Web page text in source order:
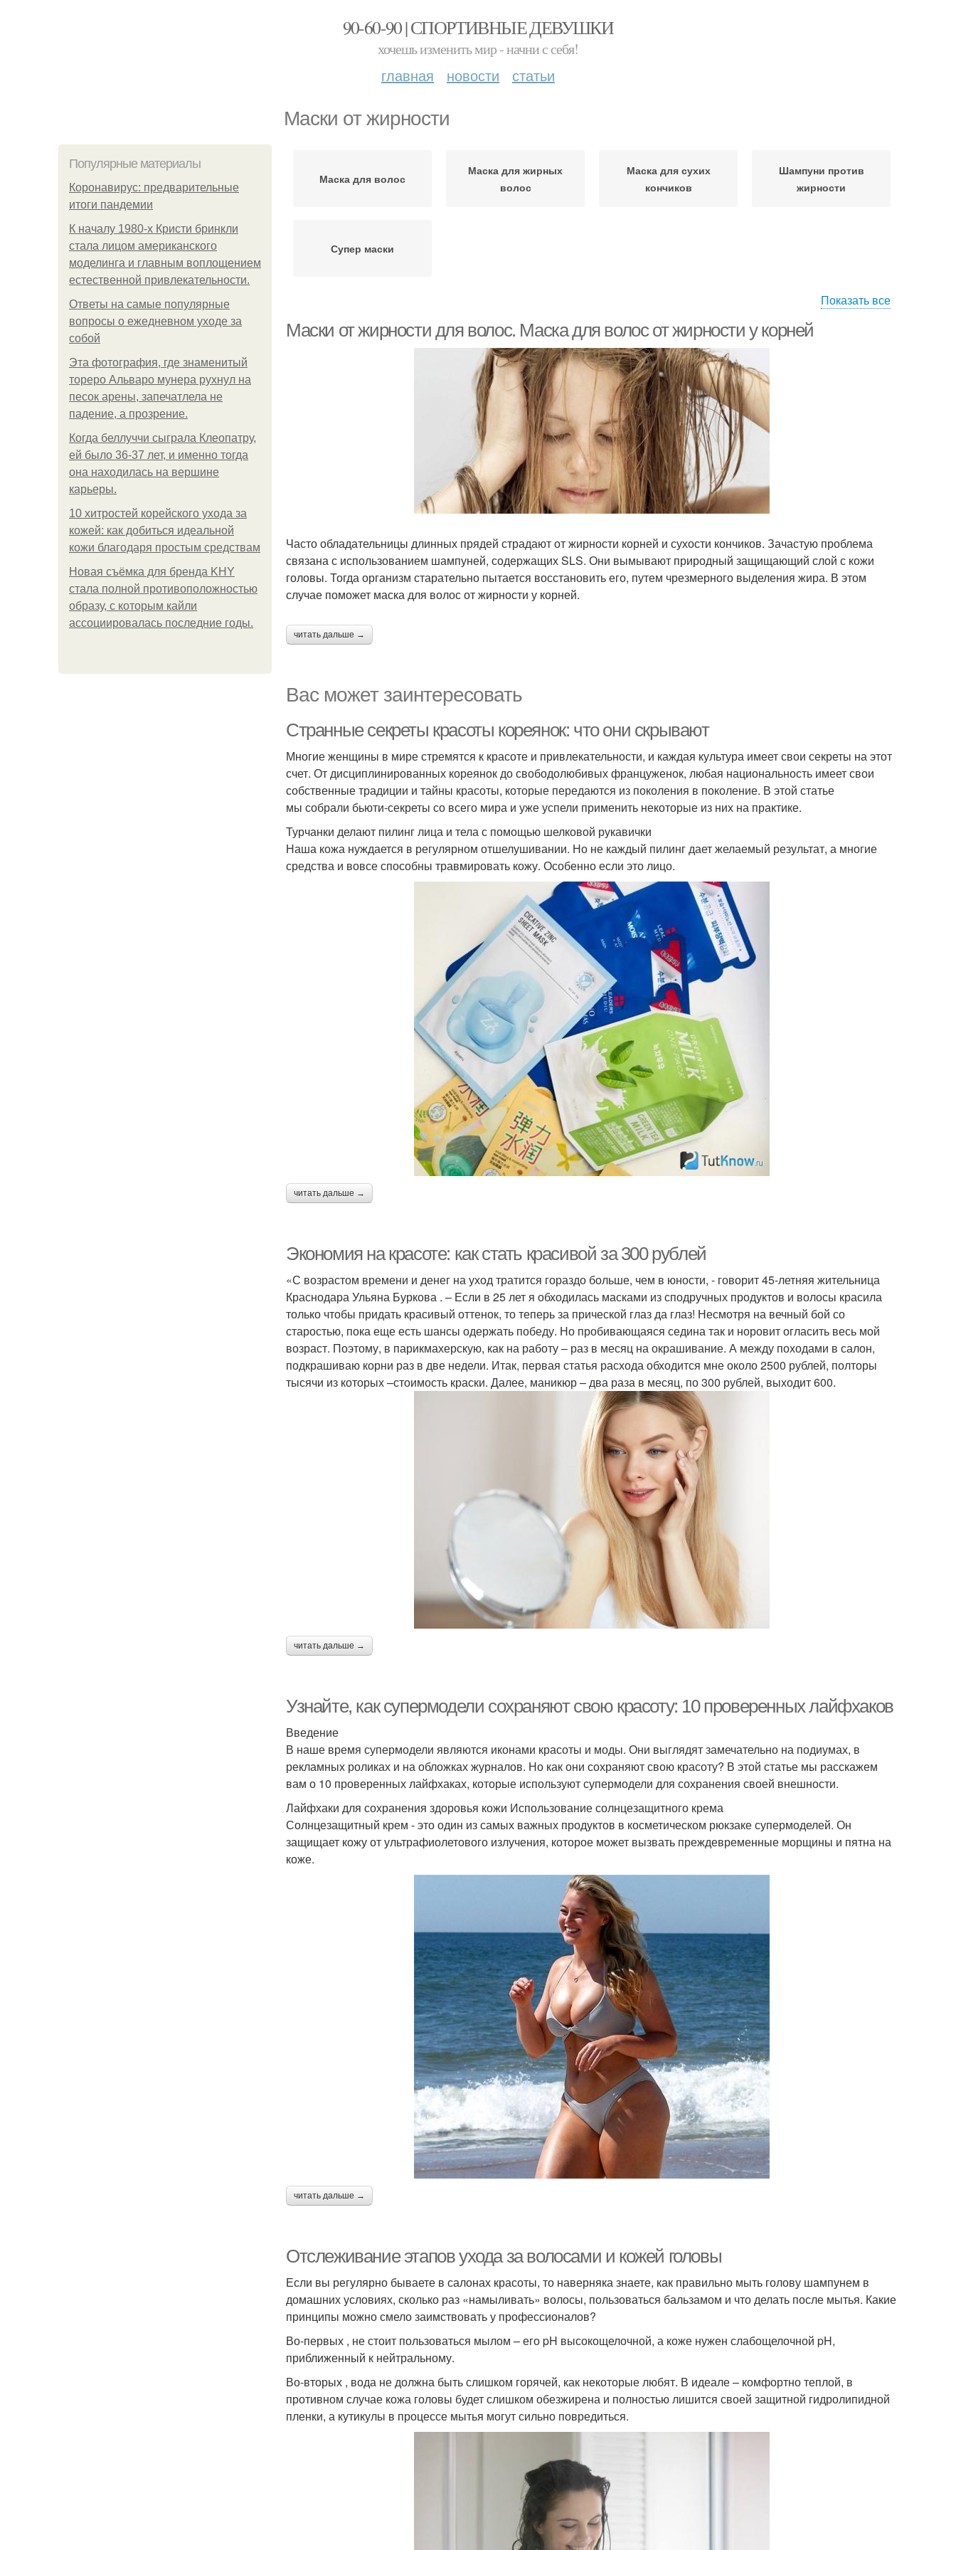
90-60-90 | СПОРТИВНЫЕ ДЕВУШКИ
хочешь изменить мир - начни с себя!
главная новости статьи
Маски от жирности
Популярные материалы
Коронавирус: предварительные
итоги пандемии
К началу 1980-х Кристи бринкли
стала лицом американского
моделинга и главным воплощением
естественной привлекательности.
Ответы на самые популярные
вопросы о ежедневном уходе за
собой
Эта фотография, где знаменитый
тореро Альваро мунера рухнул на
песок арены, запечатлела не
падение, а прозрение.
Когда беллуччи сыграла Клеопатру,
ей было 36-37 лет, и именно тогда
она находилась на вершине
карьеры.
10 хитростей корейского ухода за
кожей: как добиться идеальной
кожи благодаря простым средствам
Новая съёмка для бренда KHY
стала полной противоположностью
образу, с которым кайли
ассоциировалась последние годы.
Маска для волос
Маска для жирных
волос
Маска для сухих
кончиков
Шампуни против
жирности
Супер маски
Показать все
Маски от жирности для волос. Маска для волос от жирности у корней
Часто обладательницы длинных прядей страдают от жирности корней и сухости кончиков. Зачастую проблема
связана с использованием шампуней, содержащих SLS. Они вымывают природный защищающий слой с кожи
головы. Тогда организм старательно пытается восстановить его, путем чрезмерного выделения жира. В этом
случае поможет маска для волос от жирности у корней.
читать дальше →
Вас может заинтересовать
Странные секреты красоты кореянок: что они скрывают
Многие женщины в мире стремятся к красоте и привлекательности, и каждая культура имеет свои секреты на этот
счет. От дисциплинированных кореянок до свободолюбивых француженок, любая национальность имеет свои
собственные традиции и тайны красоты, которые передаются из поколения в поколение. В этой статье
мы собрали бьюти-секреты со всего мира и уже успели применить некоторые из них на практике.
Турчанки делают пилинг лица и тела с помощью шелковой рукавички
Наша кожа нуждается в регулярном отшелушивании. Но не каждый пилинг дает желаемый результат, а многие
средства и вовсе способны травмировать кожу. Особенно если это лицо.
читать дальше →
Экономия на красоте: как стать красивой за 300 рублей
«С возрастом времени и денег на уход тратится гораздо больше, чем в юности, - говорит 45-летняя жительница
Краснодара Ульяна Буркова . – Если в 25 лет я обходилась масками из сподручных продуктов и волосы красила
только чтобы придать красивый оттенок, то теперь за прической глаз да глаз! Несмотря на вечный бой со
старостью, пока еще есть шансы одержать победу. Но пробивающаяся седина так и норовит огласить весь мой
возраст. Поэтому, в парикмахерскую, как на работу – раз в месяц на окрашивание. А между походами в салон,
подкрашиваю корни раз в две недели. Итак, первая статья расхода обходится мне около 2500 рублей, полторы
тысячи из которых –стоимость краски. Далее, маникюр – два раза в месяц, по 300 рублей, выходит 600.
читать дальше →
Узнайте, как супермодели сохраняют свою красоту: 10 проверенных лайфхаков
Введение
В наше время супермодели являются иконами красоты и моды. Они выглядят замечательно на подиумах, в
рекламных роликах и на обложках журналов. Но как они сохраняют свою красоту? В этой статье мы расскажем
вам о 10 проверенных лайфхаках, которые используют супермодели для сохранения своей внешности.
Лайфхаки для сохранения здоровья кожи Использование солнцезащитного крема
Солнцезащитный крем - это один из самых важных продуктов в косметическом рюкзаке супермоделей. Он
защищает кожу от ультрафиолетового излучения, которое может вызвать преждевременные морщины и пятна на
коже.
читать дальше →
Отслеживание этапов ухода за волосами и кожей головы
Если вы регулярно бываете в салонах красоты, то наверняка знаете, как правильно мыть голову шампунем в
домашних условиях, сколько раз «намыливать» волосы, пользоваться бальзамом и что делать после мытья. Какие
принципы можно смело заимствовать у профессионалов?
Во-первых , не стоит пользоваться мылом – его pH высокощелочной, а коже нужен слабощелочной pH,
приближенный к нейтральному.
Во-вторых , вода не должна быть слишком горячей, как некоторые любят. В идеале – комфортно теплой, в
противном случае кожа головы будет слишком обезжирена и полностью лишится своей защитной гидролипидной
пленки, а кутикулы в процессе мытья могут сильно повредиться.